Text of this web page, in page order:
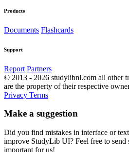
Products
Documents Flashcards
Support
Report Partners
© 2013 - 2026 studylibnl.com all other
are the property of their respective
Privacy Terms
Make a suggestion
Did you find mistakes in interface or
improve StudyLib UI? Feel free to send
important for us!